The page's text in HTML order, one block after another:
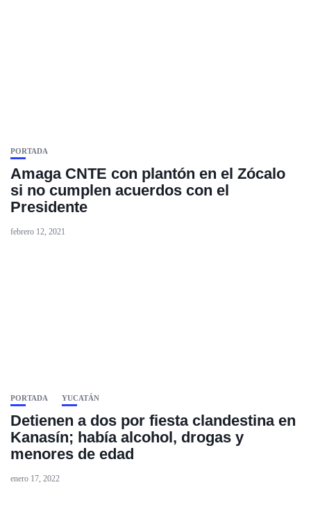
PORTADA
Amaga CNTE con plantón en el Zócalo
si no cumplen acuerdos con el
Presidente
febrero 12, 2021
PORTADA YUCATÁN
Detienen a dos por fiesta clandestina en
Kanasín; había alcohol, drogas y
menores de edad
enero 17, 2022